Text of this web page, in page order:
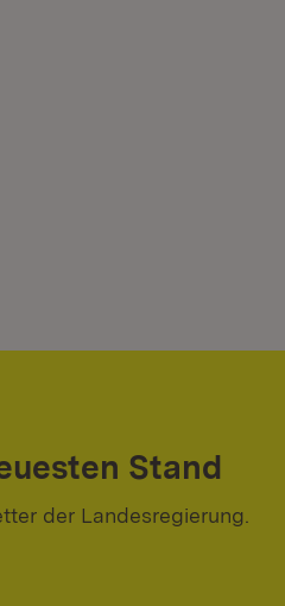
Stand
der Landesregierung.